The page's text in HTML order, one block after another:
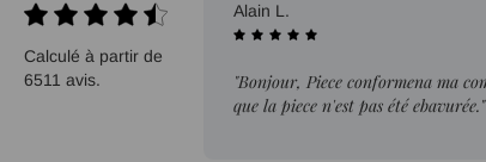
Calculé à partir de
6511 avis.
02/08/2026 Alain L.
"Bonjour, Piece conformena ma
que la piece n'est pas été ebavurée."